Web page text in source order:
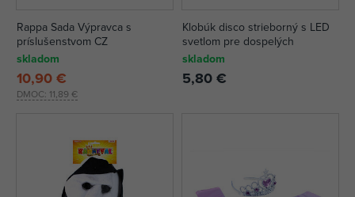
Rappa Sada Výpravca s
príslušenstvom CZ
skladom
DMOC: 11,89 €
10,90 €
Klobúk disco strieborný s LED
svetlom pre dospelých
skladom
5,80 €